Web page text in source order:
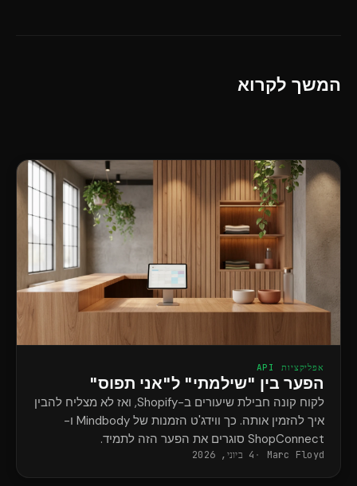
המשך לקרוא
אפליקציות API
הפער בין "שילמתי" ל"אני תפוס"
לקוח קונה חבילת שיעורים ב-Shopify, ואז לא מצליח להבין
איך להזמין אותה. כך ווידג'ט הזמנות של Mindbody ו-
ShopConnect סוגרים את הפער הזה לתמיד.
Marc Floyd 4 ביוני, 2026